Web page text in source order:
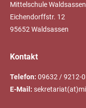
Mittelschule Waldsassen
Eichendorffstr. 12
95652 Waldsassen
Kontakt
Telefon: 09632 / 9212-0
E-Mail: